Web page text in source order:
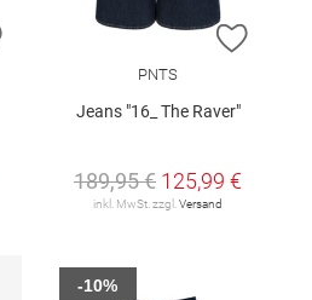
ZUR WUNSCHLISTE HINZUFÜGEN
ZUR
PNTS
Jeans "16_ The Raver"
189,95 € 125,99 €
inkl. MwSt. zzgl.Versand
-10%